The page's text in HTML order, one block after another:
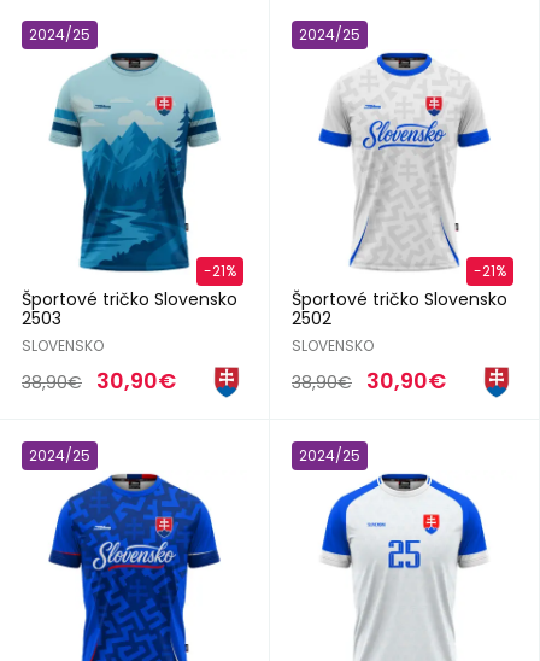
2024/25
-21%
Športové tričko Slovensko
2503
SLOVENSKO
38,90€ 30,90€
2024/25
-21%
Športové tričko Slovensko
2502
SLOVENSKO
38,90€ 30,90€
2024/25 2024/25